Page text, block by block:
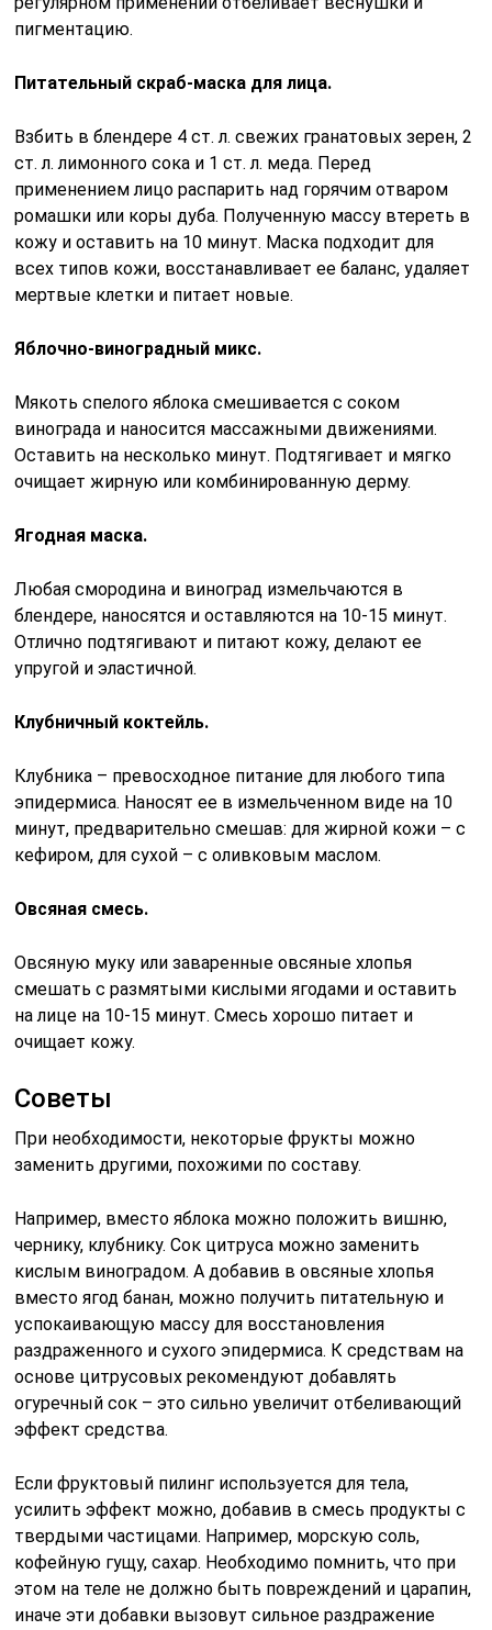
пигментацию.
Питательный скраб-маска для лица.
Взбить в блендере 4 ст. л. свежих гранатовых зерен, 2
ст. л. лимонного сока и 1 ст. л. меда. Перед
применением лицо распарить над горячим отваром
ромашки или коры дуба. Полученную массу втереть в
кожу и оставить на 10 минут. Маска подходит для
всех типов кожи, восстанавливает ее баланс, удаляет
мертвые клетки и питает новые.
Яблочно-виноградный микс.
Мякоть спелого яблока смешивается с соком
винограда и наносится массажными движениями.
Оставить на несколько минут. Подтягивает и мягко
очищает жирную или комбинированную дерму.
Ягодная маска.
Любая смородина и виноград измельчаются в
блендере, наносятся и оставляются на 10-15 минут.
Отлично подтягивают и питают кожу, делают ее
упругой и эластичной.
Клубничный коктейль.
Клубника – превосходное питание для любого типа
эпидермиса. Наносят ее в измельченном виде на 10
минут, предварительно смешав: для жирной кожи – с
кефиром, для сухой – с оливковым маслом.
Овсяная смесь.
Овсяную муку или заваренные овсяные хлопья
смешать с размятыми кислыми ягодами и оставить
на лице на 10-15 минут. Смесь хорошо питает и
очищает кожу.
Советы
При необходимости, некоторые фрукты можно
заменить другими, похожими по составу.
Например, вместо яблока можно положить вишню,
чернику, клубнику. Сок цитруса можно заменить
кислым виноградом. А добавив в овсяные хлопья
вместо ягод банан, можно получить питательную и
успокаивающую массу для восстановления
раздраженного и сухого эпидермиса. К средствам на
основе цитрусовых рекомендуют добавлять
огуречный сок – это сильно увеличит отбеливающий
эффект средства.
Если фруктовый пилинг используется для тела,
усилить эффект можно, добавив в смесь продукты с
твердыми частицами. Например, морскую соль,
кофейную гущу, сахар. Необходимо помнить, что при
этом на теле не должно быть повреждений и царапин,
иначе эти добавки вызовут сильное раздражение